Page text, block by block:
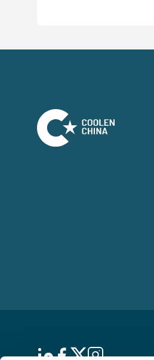
Home